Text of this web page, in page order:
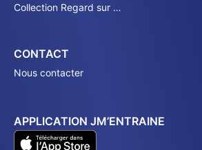
Collection Regard sur …
CONTACT
Nous contacter
APPLICATION JM’ENTRAINE